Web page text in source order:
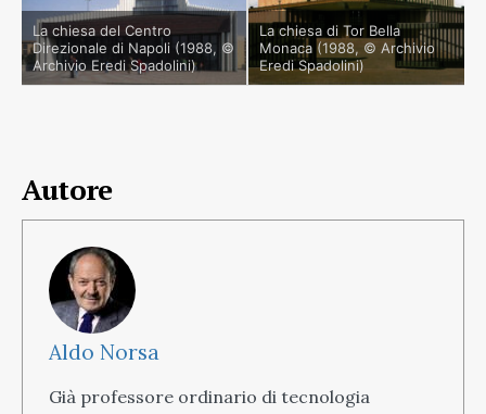
La chiesa del Centro
Direzionale di Napoli (1988, ©
Archivio Eredi Spadolini)
La chiesa di Tor Bella
Monaca (1988, © Archivio
Eredi Spadolini)
Autore
Aldo Norsa
Già professore ordinario di tecnologia